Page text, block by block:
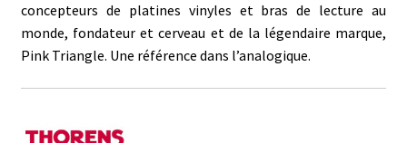
concepteurs de platines vinyles et bras de lecture au
monde, fondateur et cerveau et de la légendaire marque,
Pink Triangle. Une référence dans l’analogique.